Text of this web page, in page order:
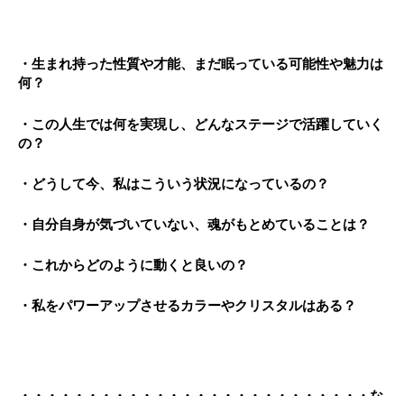
・生まれ持った性質や才能、まだ眠っている可能性や魅力は
何？
・この人生では何を実現し、どんなステージで活躍していく
の？
・どうして今、私はこういう状況になっているの？
・自分自身が気づいていない、魂がもとめていることは？
・これからどのように動くと良いの？
・私をパワーアップさせるカラーやクリスタルはある？